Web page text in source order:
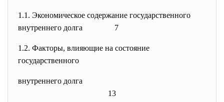
1.1. Экономическое содержание государственного
внутреннего долга 7
1.2. Факторы, влияющие на состояние
государственного
внутреннего долга
13